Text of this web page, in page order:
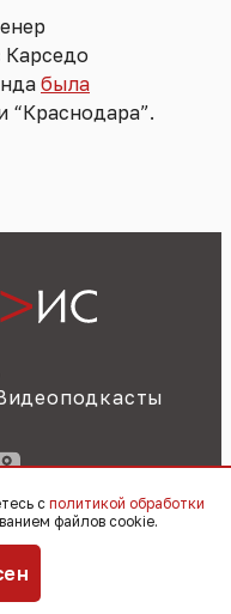
Карседо
была
“Краснодара”.
с политикой обработки
файлов cookie.